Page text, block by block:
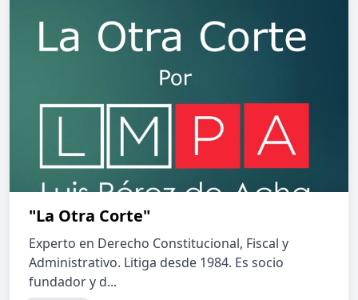
"La Otra Corte"
Experto en Derecho Constitucional, Fiscal y
Administrativo. Litiga desde 1984. Es socio
fundador y d...